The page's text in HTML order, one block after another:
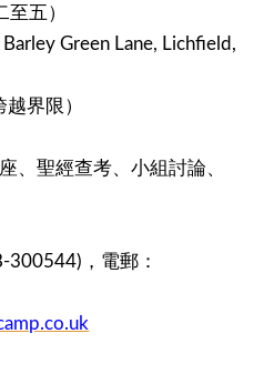
五）
Green Lane, Lichfield,
界限）
、聖經查考、小組討論、
，電郵：